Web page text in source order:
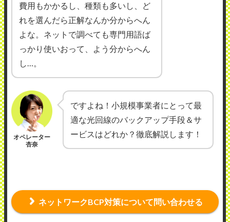
費用もかかるし、種類も多いし、ど
れを選んだら正解なんか分からへん
よな。ネットで調べても専門用語ば
っかり使いおって、よう分からへん
し…。
オペレーター
杏奈
ですよね！小規模事業者にとって最
適な光回線のバックアップ手段＆サ
ービスはどれか？徹底解説します！
ネットワークBCP対策について問い合わせる